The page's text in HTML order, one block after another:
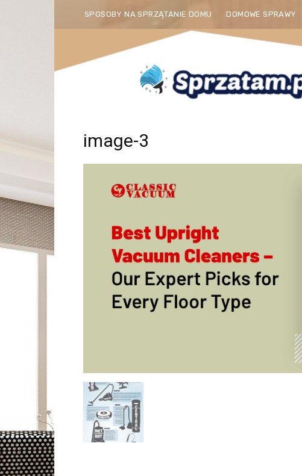
SPOSOBY NA SPRZĄTANIE DOMU DOMOWE SPRAWY
image-3